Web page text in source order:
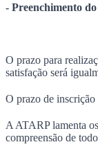
- Preenchimento
O prazo para
satisfação será
O prazo de
A ATARP lamenta
compreensão de